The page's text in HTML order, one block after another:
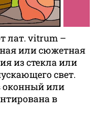
лат. vitrum –
или сюжетная
из стекла или
свет.
оконный или
в